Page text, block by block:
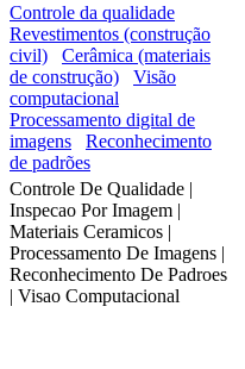
Controle da qualidade
Revestimentos (construção
civil)
Cerâmica (materiais
de construção)
Visão
computacional
Processamento digital de
imagens
Reconhecimento
de padrões
Controle De Qualidade |
Inspecao Por Imagem |
Materiais Ceramicos |
Processamento De Imagens |
Reconhecimento De Padroes
| Visao Computacional